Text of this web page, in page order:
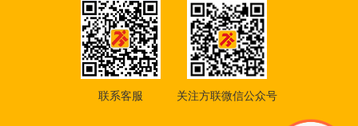
联系客服 关注方联微信公众号